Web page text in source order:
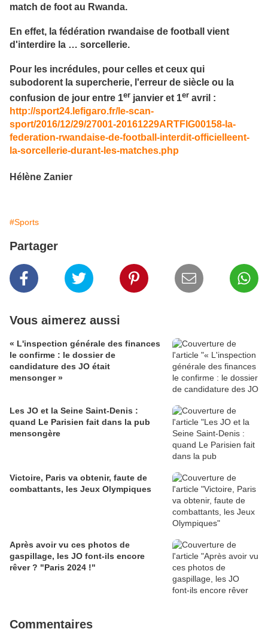
match de foot au Rwanda.
En effet, la fédération rwandaise de football vient
d'interdire la … sorcellerie.
Pour les incrédules, pour celles et ceux qui
subodorent la supercherie, l'erreur de siècle ou la
confusion de jour entre 1er janvier et 1er avril :
http://sport24.lefigaro.fr/le-scan-
sport/2016/12/29/27001-20161229ARTFIG00158-la-
federation-rwandaise-de-football-interdit-officielleent-
la-sorcellerie-durant-les-matches.php
Hélène Zanier
#Sports
Partager
Vous aimerez aussi
« L'inspection générale des finances
le confirme : le dossier de
candidature des JO était
mensonger »
Les JO et la Seine Saint-Denis :
quand Le Parisien fait dans la pub
mensongère
Victoire, Paris va obtenir, faute de
combattants, les Jeux Olympiques
Après avoir vu ces photos de
gaspillage, les JO font-ils encore
rêver ? "Paris 2024 !"
Commentaires